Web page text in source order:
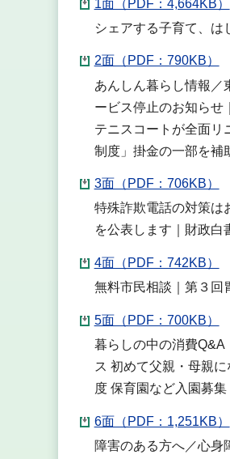
1面（PDF：4,664KB）
シェアする子育て、は
2面（PDF：790KB）
あんしん暮らし情報／
ービス停止のお知らせ
テニスコートが全面リ
制度」掛金の一部を補
3面（PDF：706KB）
特殊詐欺電話の対策は
を公表します｜財政白
4面（PDF：742KB）
無料市民相談｜第３回
5面（PDF：700KB）
暮らしの中の消費
ス 初めて父親・母親
度 保育園など入園募
6面（PDF：1,251KB）
障害のある方へ／心身